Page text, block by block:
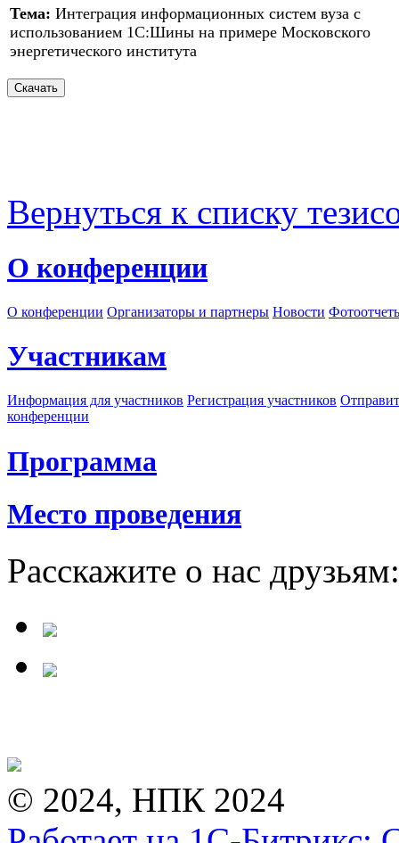
Тема: Интеграция информационных систем вуза с
использованием 1С:Шины на примере Московского
энергетического института
Вернуться к списку
О конференции
О конференции Организаторы и партнеры Новости
Участникам
Информация для участников Регистрация участников
конференции
Программа
Место проведения
Расскажите о нас друзьям:
© 2024, НПК 2024